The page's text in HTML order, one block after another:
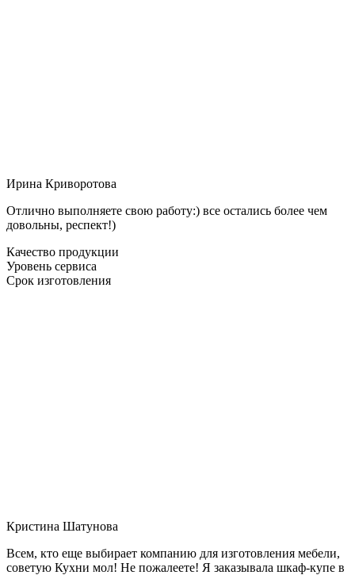
Ирина Криворотова
Отлично выполняете свою работу:) все остались более чем
довольны, респект!)
Качество продукции
Уровень сервиса
Срок изготовления
Кристина Шатунова
Всем, кто еще выбирает компанию для изготовления мебели,
советую Кухни мол! Не пожалеете! Я заказывала шкаф-купе в